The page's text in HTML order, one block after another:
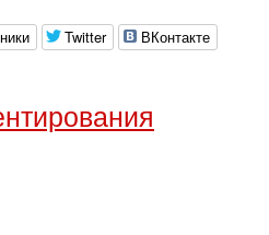
Twitter ВКонтакте